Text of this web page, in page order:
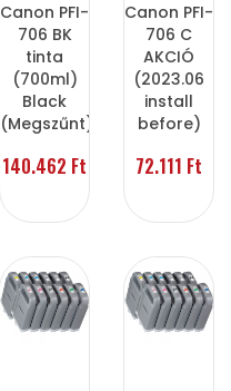
Canon PFI-
706 BK
tinta
(700ml)
Black
(Megszűnt)
140.462 Ft
Canon PFI-
706 C
AKCIÓ
(2023.06
install
before)
72.111 Ft